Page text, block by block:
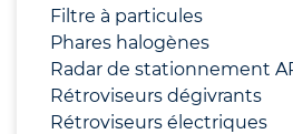
Filtre à particules
Phares halogènes
Radar de stationnement
Rétroviseurs dégivrants
Rétroviseurs électriques